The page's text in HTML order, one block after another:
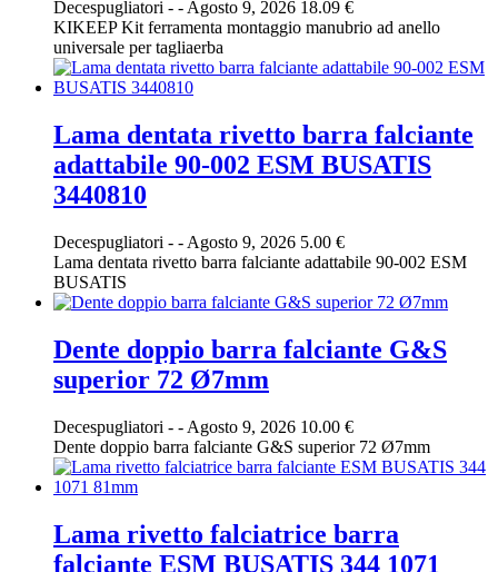
Decespugliatori - - Agosto 9, 2026 18.09 €
KIKEEP Kit ferramenta montaggio manubrio ad anello
universale per tagliaerba
Lama dentata rivetto barra falciante
adattabile 90-002 ESM BUSATIS
3440810
Decespugliatori - - Agosto 9, 2026 5.00 €
Lama dentata rivetto barra falciante adattabile 90-002 ESM
BUSATIS
Dente doppio barra falciante G&S
superior 72 Ø7mm
Decespugliatori - - Agosto 9, 2026 10.00 €
Dente doppio barra falciante G&S superior 72 Ø7mm
Lama rivetto falciatrice barra
falciante ESM BUSATIS 344 1071